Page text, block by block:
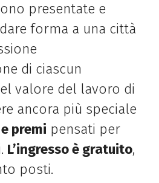
presentate e
forma a una città
di ciascun
valore del lavoro di
ancora più speciale
premi pensati per
L’ingresso è gratuito,
posti.